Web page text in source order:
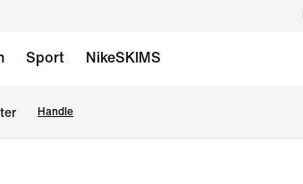
Sport NikeSKIMS
Handle